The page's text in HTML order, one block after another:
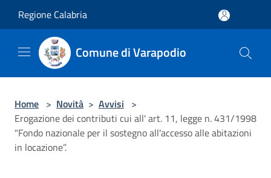
Regione Calabria
Comune di Varapodio
Home > Novità > Avvisi >
Erogazione dei contributi cui all' art. 11, legge n. 431/1998
"Fondo nazionale per il sostegno all'accesso alle abitazioni
in locazione”.